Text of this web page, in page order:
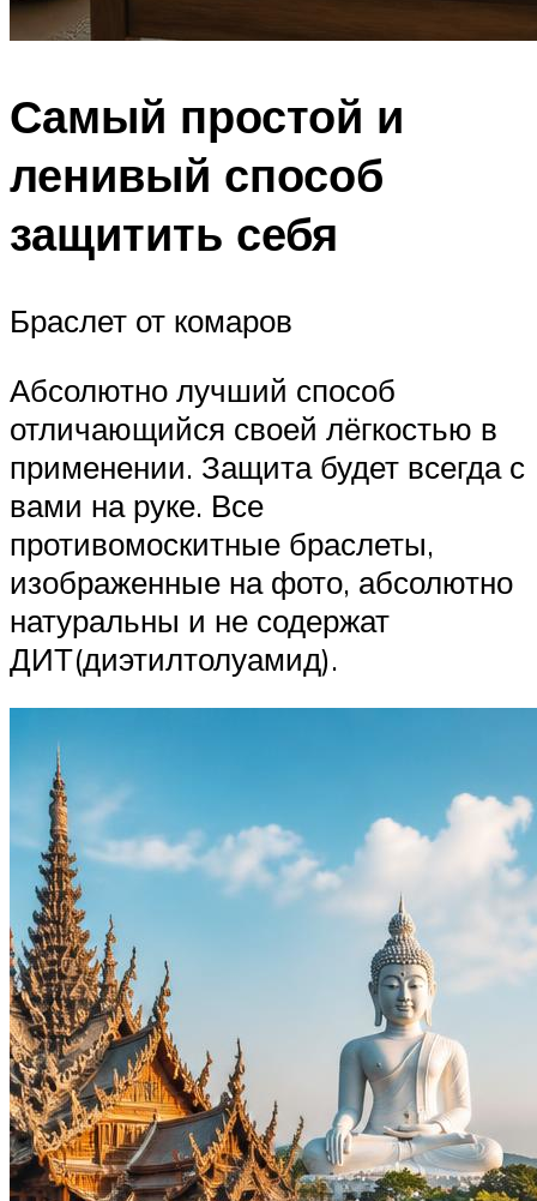
Самый простой и
ленивый способ
защитить себя
Браслет от комаров
Абсолютно лучший способ
отличающийся своей лёгкостью в
применении. Защита будет всегда с
вами на руке. Все
противомоскитные браслеты,
изображенные на фото, абсолютно
натуральны и не содержат
ДИТ(диэтилтолуамид).